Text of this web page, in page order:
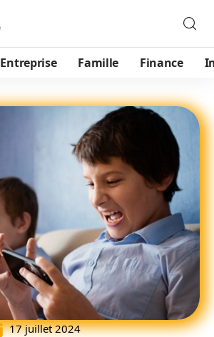
Entreprise Famille Finance
17 juillet 2024